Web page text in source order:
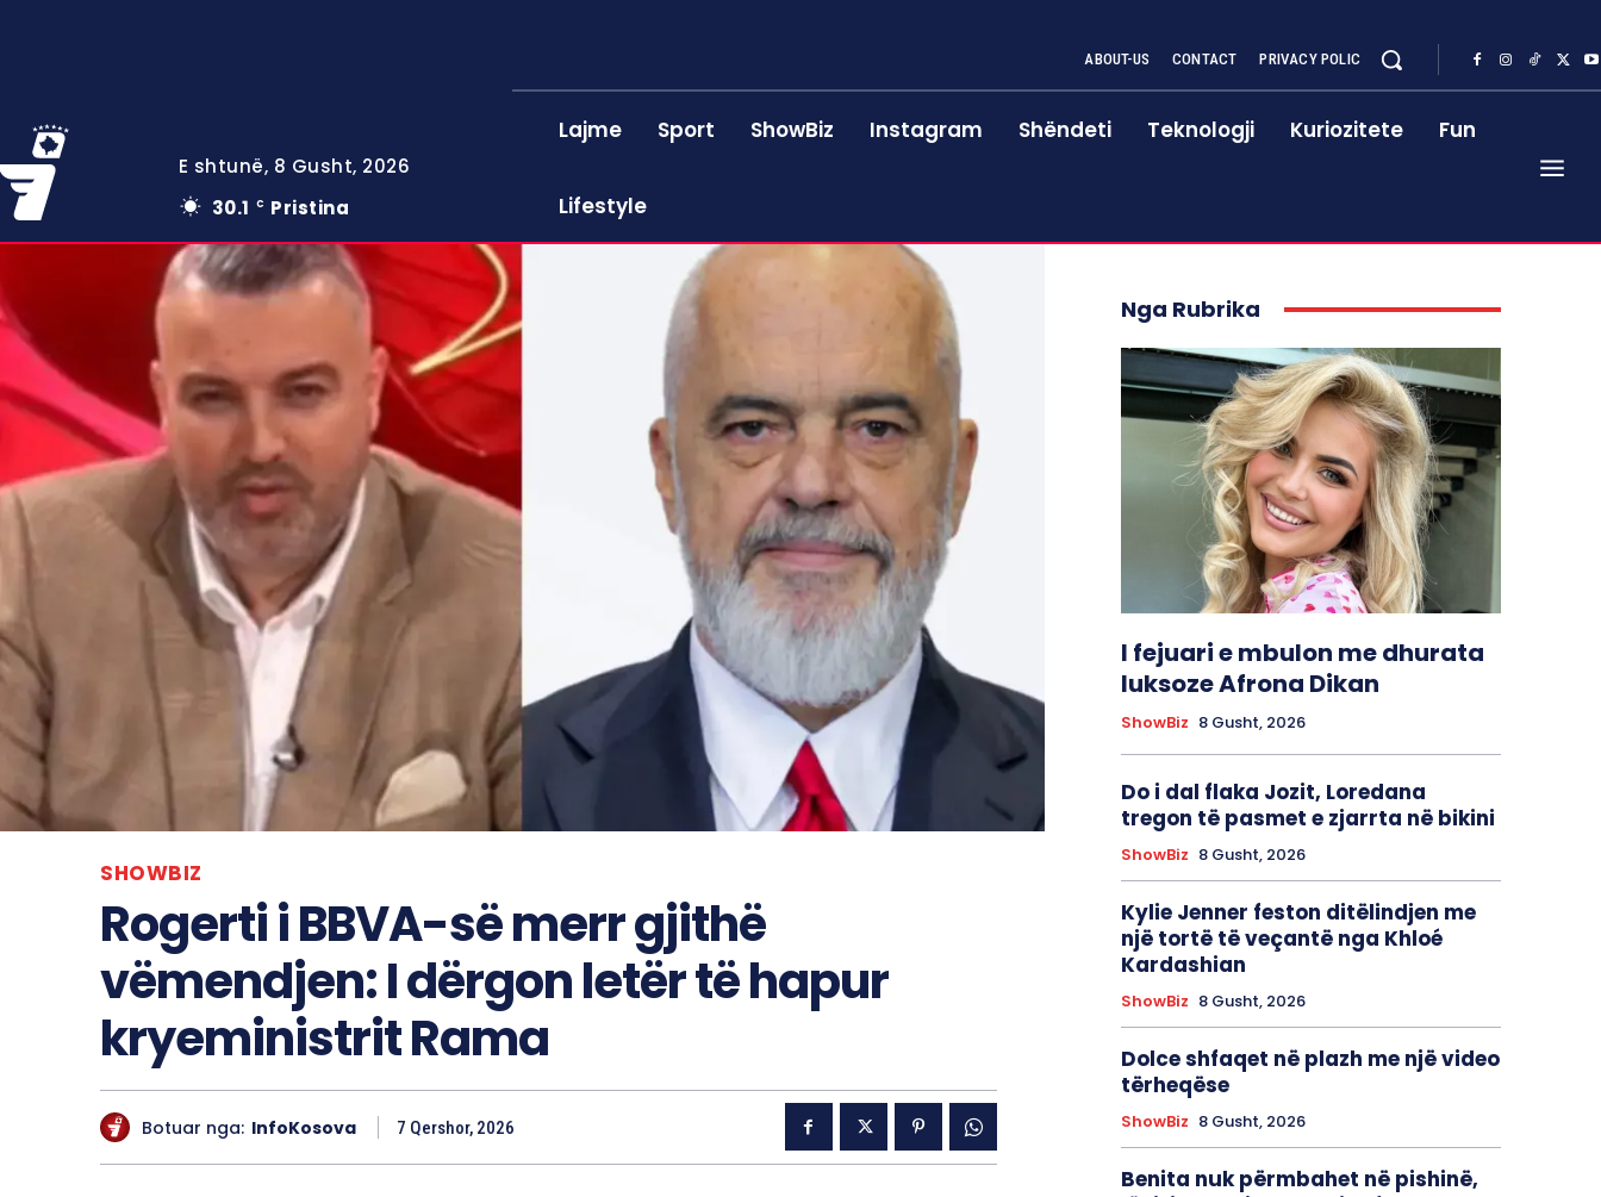
E shtunë, 8 Gusht, 2026
30.1
C Pristina
ABOUT-US CONTACT PRIVACY POLIC
Lajme Sport ShowBiz Instagram Shëndeti Teknologji Kuriozitete Fun
Lifestyle
SHOWBIZ
Rogerti i BBVA-së merr gjithë
vëmendjen: I dërgon letër të hapur
kryeministrit Rama
Botuar nga: InfoKosova 7 Qershor, 2026
Nga Rubrika
I fejuari e mbulon me dhurata
luksoze Afrona Dikan
ShowBiz 8 Gusht, 2026
Do i dal flaka Jozit, Loredana
tregon të pasmet e zjarrta në bikini
ShowBiz 8 Gusht, 2026
Kylie Jenner feston ditëlindjen me
një tortë të veçantë nga Khloé
Kardashian
ShowBiz 8 Gusht, 2026
Dolce shfaqet në plazh me një video
tërheqëse
ShowBiz 8 Gusht, 2026
Benita nuk përmbahet në pishinë,